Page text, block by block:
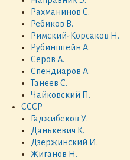
Рахманинов С.
Ребиков В.
Римский-Корсаков Н.
Рубинштейн А.
Серов А.
Спендиаров А.
Танеев С.
Чайковский П.
СССР
Гаджибеков У.
Данькевич К.
Дзержинский И.
Жиганов Н.